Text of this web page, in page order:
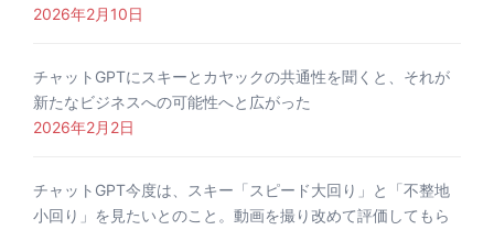
2026年2月10日
チャットGPTにスキーとカヤックの共通性を聞くと、それが
新たなビジネスへの可能性へと広がった
2026年2月2日
チャットGPT今度は、スキー「スピード大回り」と「不整地
小回り」を見たいとのこと。動画を撮り改めて評価してもら